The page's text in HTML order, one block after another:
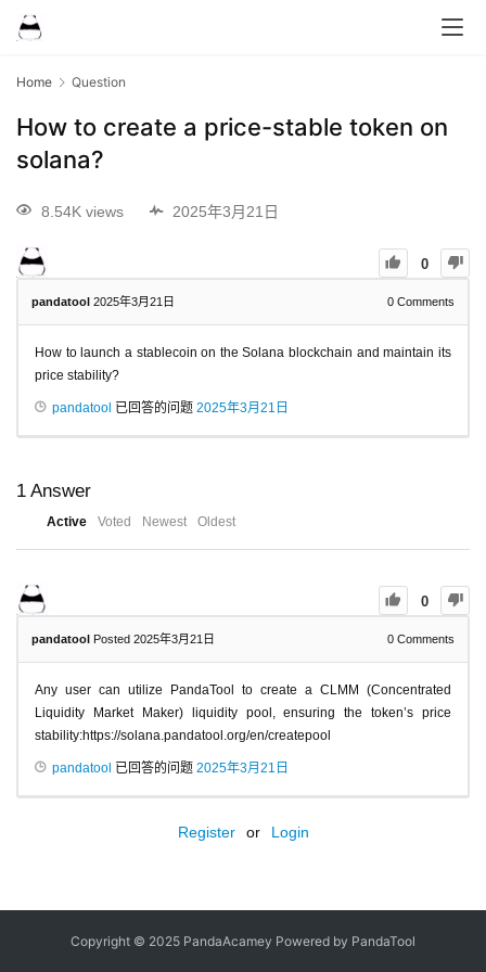
Home Question
How to create a price-stable token on
solana?
8.54K views 2025年3月21日
0
pandatool 2025年3月21日 0 Comments
How to launch a stablecoin on the Solana blockchain and maintain its
price stability?
pandatool 已回答的问题 2025年3月21日
1 Answer
Active Voted Newest Oldest
0
pandatool Posted 2025年3月21日 0 Comments
Any user can utilize PandaTool to create a CLMM (Concentrated
Liquidity Market Maker) liquidity pool, ensuring the token’s price
stability:https://solana.pandatool.org/en/createpool
pandatool 已回答的问题 2025年3月21日
Register or Login
Copyright © 2025 PandaAcamey Powered by PandaTool